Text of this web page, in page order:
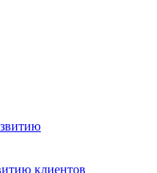
клиентов